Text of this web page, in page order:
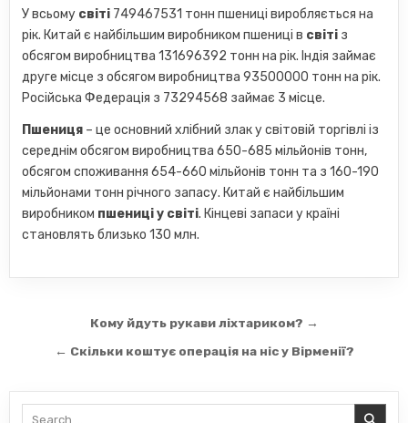
У всьому світі 749467531 тонн пшениці виробляється на
рік. Китай є найбільшим виробником пшениці в світі з
обсягом виробництва 131696392 тонн на рік. Індія займає
друге місце з обсягом виробництва 93500000 тонн на рік.
Російська Федерація з 73294568 займає 3 місце.
Пшениця – це основний хлібний злак у світовій торгівлі із
середнім обсягом виробництва 650-685 мільйонів тонн,
обсягом споживання 654-660 мільйонів тонн та з 160-190
мільйонами тонн річного запасу. Китай є найбільшим
виробником пшениці у світі. Кінцеві запаси у країні
становлять близько 130 млн.
Навігація
записів
Кому йдуть рукави ліхтариком? →
← Скільки коштує операція на ніс у Вірменії?